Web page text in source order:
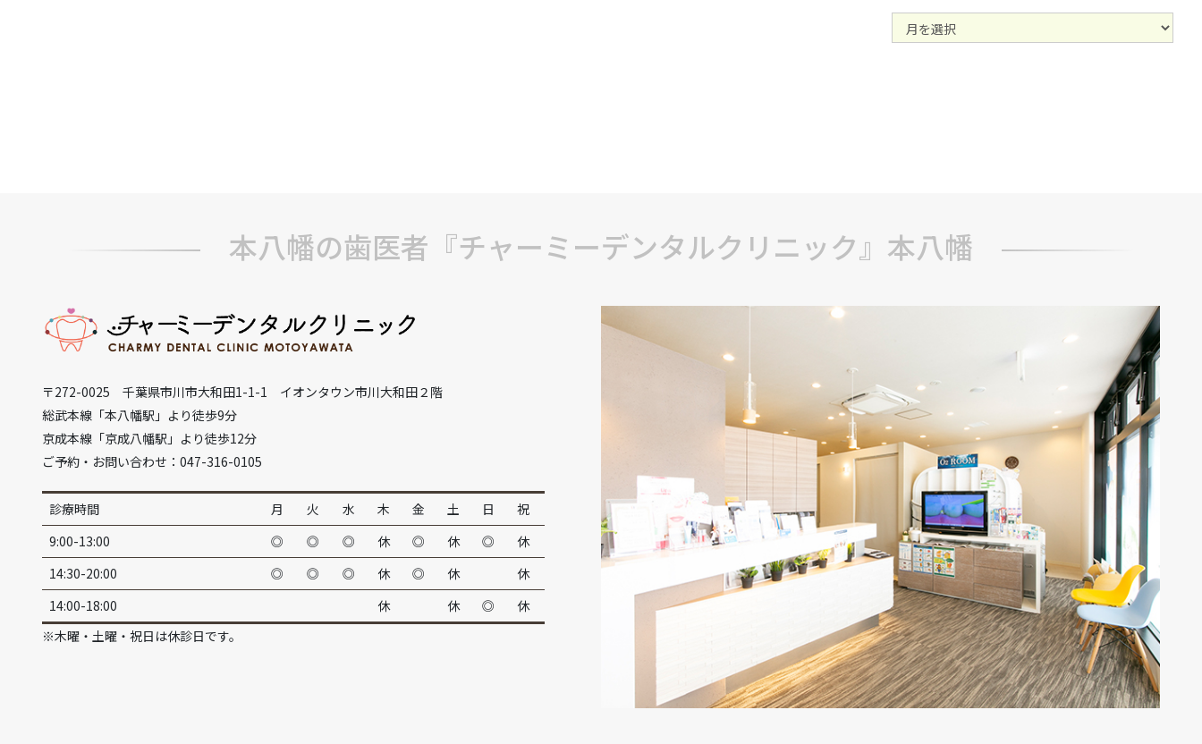
ー
本八幡の歯医者『チャーミーデンタルクリニック』本八幡
〒272-0025 千葉県市川市大和田1-1-1 イオンタウン市川大和田２階
総武本線「本八幡駅」より徒歩9分
京成本線「京成八幡駅」より徒歩12分
ご予約・お問い合わせ：047-316-0105
診療時間 月 火 水 木 金 土 日
祝
9:00-13:00
◎ ◎ ◎ 休 ◎ 休 ◎
休
14:30-20:00
◎ ◎ ◎ 休 ◎ 休
休
14:00-18:00
休 休 ◎
休
※木曜・土曜・祝日は休診日です。